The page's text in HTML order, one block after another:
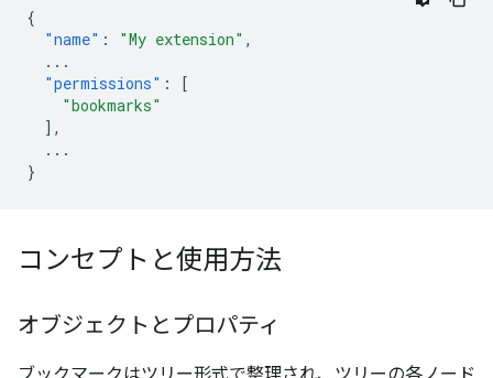
{
"name" : "My extension" ,
...
"permissions" :
[
"bookmarks"
],
...
}
コンセプトと使用方法
オブジェクトとプロパティ